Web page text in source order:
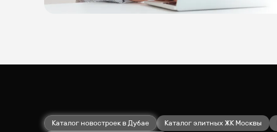
Каталог новостроек в Дубае Каталог элитных ЖК Москвы